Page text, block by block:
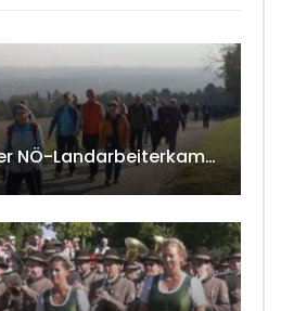
Wandertag der NÖ-Landarbeiterkammer in Hollabrunn 2024